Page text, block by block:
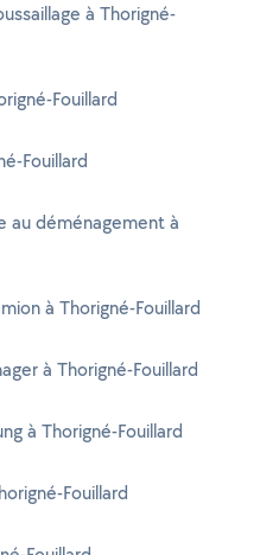
à Thorigné-
Fouillard
Fouillard
au déménagement à
à Thorigné-Fouillard
à Thorigné-Fouillard
à Thorigné-Fouillard
Fouillard